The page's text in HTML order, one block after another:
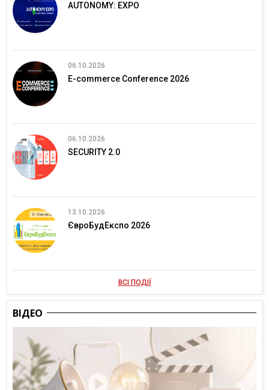
AUTONOMY: EXPO
06.10.2026
E-commerce Conference 2026
06.10.2026
SECURITY 2.0
13.10.2026
ЄвроБудЕкспо 2026
ВСІ ПОДІЇ
ВІДЕО